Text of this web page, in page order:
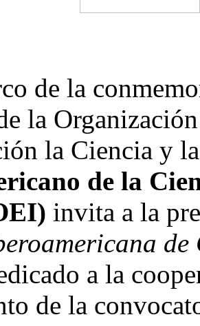
de la
la
la Ciencia y
de la
invita a la
a la
de la